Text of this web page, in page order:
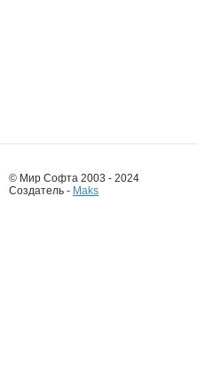
© Мир Софта 2003 - 2024
Создатель - Maks